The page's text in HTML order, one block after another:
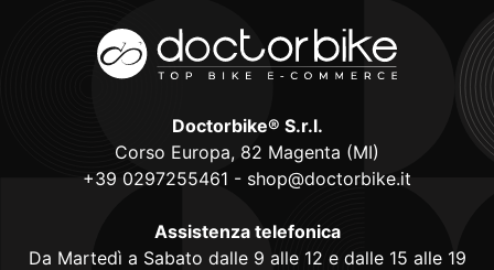
Doctorbike® S.r.l.
Corso Europa, 82 Magenta (MI)
+39 0297255461 - shop@doctorbike.it
Assistenza telefonica
Da Martedì a Sabato dalle 9 alle 12 e dalle 15 alle 19